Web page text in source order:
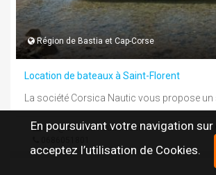
Région de Bastia et Cap-Corse
Location de bateaux à Saint-Florent
info@corsica-nautic.com
En poursuivant votre navigation
acceptez l’utilisation de Cookies.